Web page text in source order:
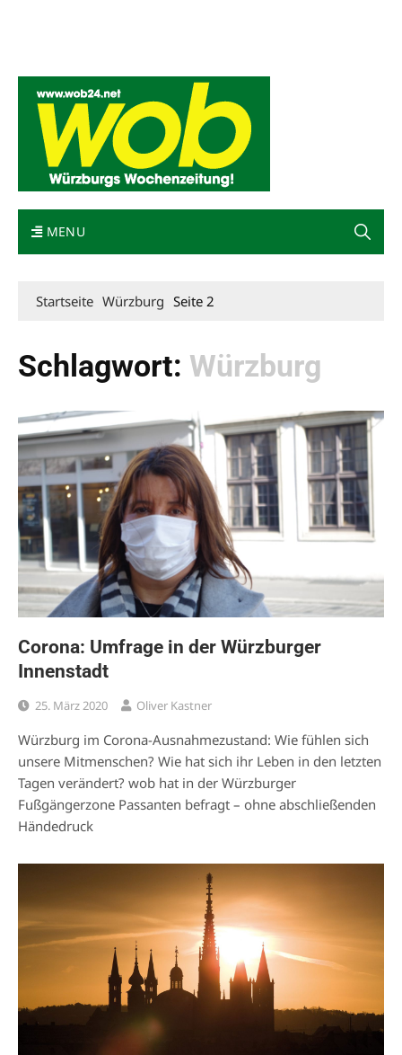
MENU
Startseite Würzburg Seite 2
Schlagwort: Würzburg
Corona: Umfrage in der Würzburger
Innenstadt
25. März 2020 Oliver Kastner
Würzburg im Corona-Ausnahmezustand: Wie fühlen sich
unsere Mitmenschen? Wie hat sich ihr Leben in den letzten
Tagen verändert? wob hat in der Würzburger
Fußgängerzone Passanten befragt – ohne abschließenden
Händedruck